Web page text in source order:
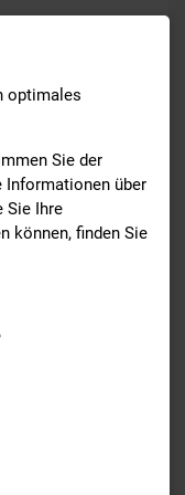
Drucken
DES
die Situation
und Training.
optimales
Sie der
Informationen über
Sie Ihre
können, finden Sie